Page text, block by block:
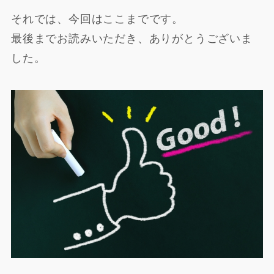
それでは、今回はここまでです。
最後までお読みいただき、ありがとうございま
した。